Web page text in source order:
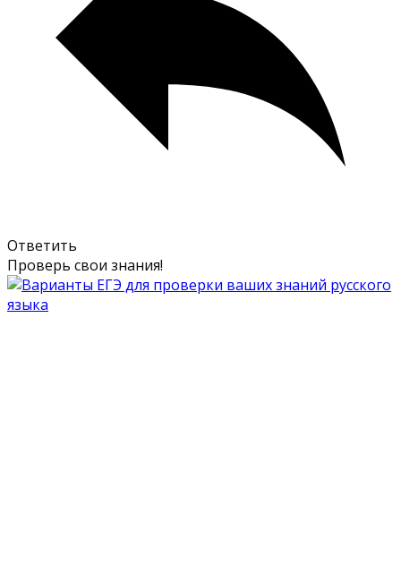
Ответить
Проверь свои знания!